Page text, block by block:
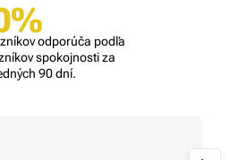
odporúča podľa
spokojnosti za
90 dní.